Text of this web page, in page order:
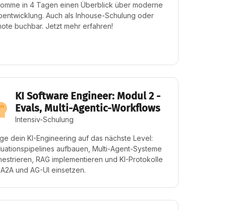
in 4 Tagen einen Überblick über moderne
Auch als Inhouse-Schulung oder
buchbar. Jetzt mehr erfahren!
KI Software Engineer: Modul 2 -
Evals, Multi-Agentic-Workflows
Intensiv-Schulung
dein KI-Engineering auf das nächste Level:
aufbauen, Multi-Agent-Systeme
RAG implementieren und KI-Protokolle
und AG-UI einsetzen.